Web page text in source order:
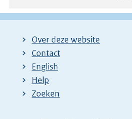
Over deze website
Contact
English
Help
Zoeken